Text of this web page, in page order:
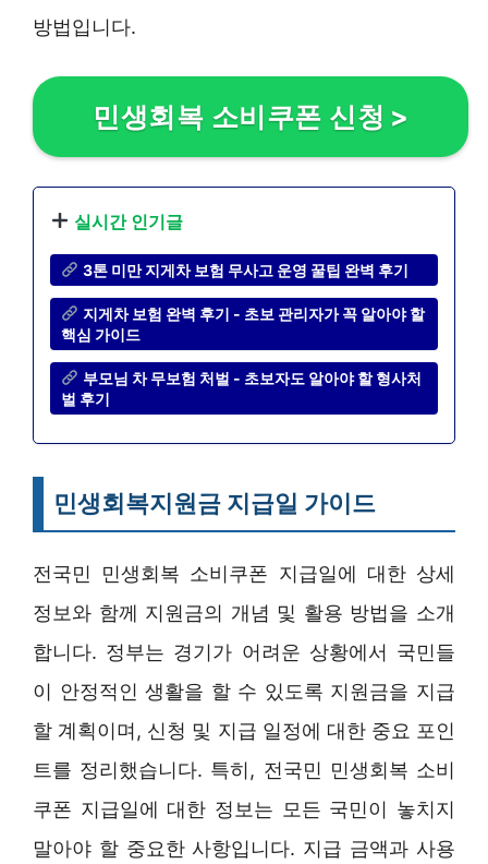
방법입니다.
민생회복 소비쿠폰 신청 >
실시간 인기글
3톤 미만 지게차 보험 무사고 운영 꿀팁 완벽 후기
지게차 보험 완벽 후기 - 초보 관리자가 꼭 알아야 할
핵심 가이드
부모님 차 무보험 처벌 - 초보자도 알아야 할 형사처
벌 후기
민생회복지원금 지급일 가이드
전국민 민생회복 소비쿠폰 지급일에 대한 상세
정보와 함께 지원금의 개념 및 활용 방법을 소개
합니다. 정부는 경기가 어려운 상황에서 국민들
이 안정적인 생활을 할 수 있도록 지원금을 지급
할 계획이며, 신청 및 지급 일정에 대한 중요 포인
트를 정리했습니다. 특히, 전국민 민생회복 소비
쿠폰 지급일에 대한 정보는 모든 국민이 놓치지
말아야 할 중요한 사항입니다. 지급 금액과 사용